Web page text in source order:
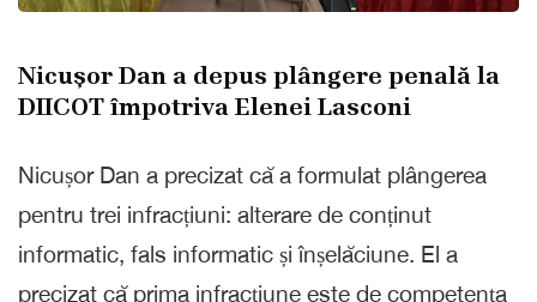
Nicușor Dan a depus plângere penală la
DIICOT împotriva Elenei Lasconi
Nicușor Dan a precizat că a formulat plângerea
pentru trei infracțiuni: alterare de conținut
informatic, fals informatic și înșelăciune. El a
precizat că prima infracțiune este de competența